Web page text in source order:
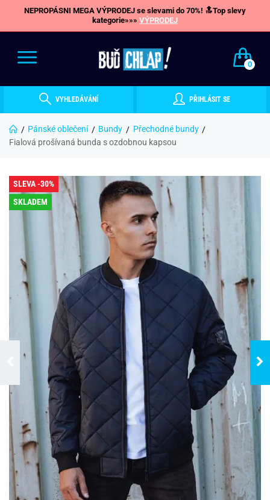
NEPROPÁSNI MEGA VÝPRODEJ se slevami do 70%! 🔝Top slevy
kategorie»»» VÝPRODEJ
0
VYHLEDÁVÁNÍ PŘIHLÁSIT SE
Pánské oblečení Bundy
Přechodné bundy
Fialová prošívaná bunda s ozdobnou kapsou
SLEVA -30%
SKLADEM